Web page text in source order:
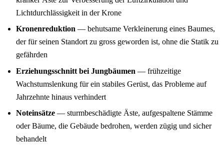
Lichtdurchlässigkeit in der Krone
Kronenreduktion — behutsame Verkleinerung eines Baumes,
der für seinen Standort zu gross geworden ist, ohne die Statik zu
gefährden
Erziehungsschnitt bei Jungbäumen — frühzeitige
Wachstumslenkung für ein stabiles Gerüst, das Probleme auf
Jahrzehnte hinaus verhindert
Noteinsätze — sturmbeschädigte Äste, aufgespaltene Stämme
oder Bäume, die Gebäude bedrohen, werden zügig und sicher
behandelt